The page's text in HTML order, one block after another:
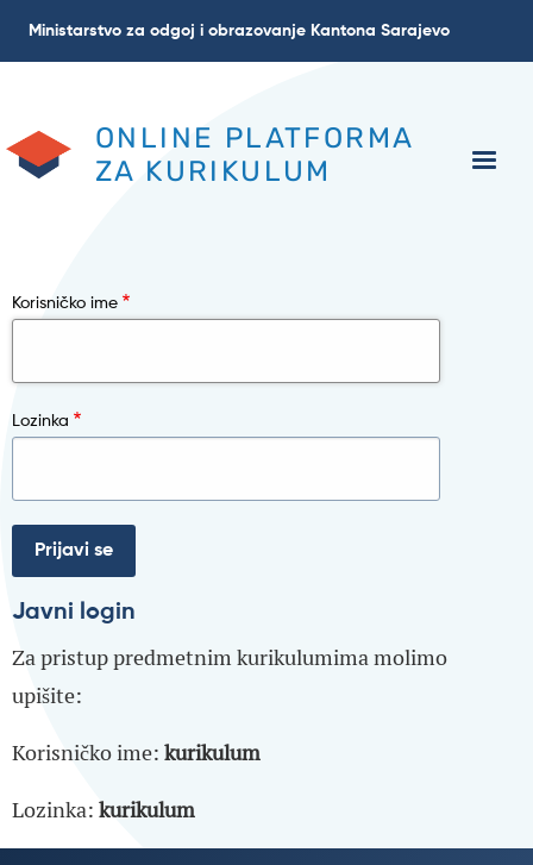
Ministarstvo za odgoj i obrazovanje Kantona Sarajevo
ONLINE PLATFORMA
ZA KURIKULUM
Korisničko ime
Lozinka
Javni login
Za pristup predmetnim kurikulumima molimo
upišite:
Korisničko ime: kurikulum
Lozinka: kurikulum